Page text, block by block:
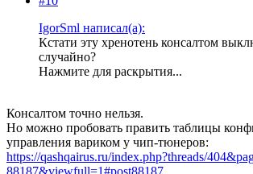
IgorSml написал(а):
Кстати эту хренотень консалтом
случайно?
Нажмите для раскрытия...
Консалтом точно нельзя.
Но можно пробовать править таблицы
управления вариком у чип-тюнеров:
https://qashqairus.ru/index.php?threads/